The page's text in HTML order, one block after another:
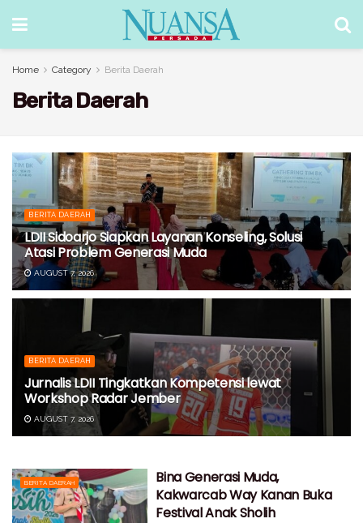
Home Category Berita Daerah
Berita Daerah
BERITA DAERAH
LDII Sidoarjo Siapkan Layanan Konseling, Solusi
Atasi Problem Generasi Muda
AUGUST 7, 2026
BERITA DAERAH
Jurnalis LDII Tingkatkan Kompetensi lewat
Workshop Radar Jember
AUGUST 7, 2026
BERITA DAERAH
Bina Generasi Muda,
Kakwarcab Way Kanan Buka
Festival Anak Sholih